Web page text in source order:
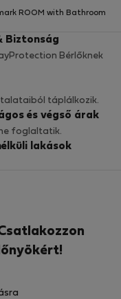
ROOM with Bathroom
Biztonság
Bérlőknek
táplálkozik.
és végső árak
foglaltatik.
lakások